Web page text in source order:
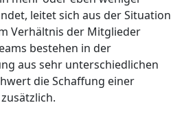
leitet sich aus der Situation
Verhältnis der Mitglieder
bestehen in der
aus sehr unterschiedlichen
die Schaffung einer